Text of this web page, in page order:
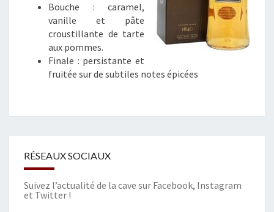
G
L
E
A
L
C
W
Bouche : caramel,
vanille et pâte
croustillante de tarte
aux pommes.
Finale : persistante et
fruitée sur de subtiles notes épicées
RÉSEAUX SOCIAUX
Suivez l’actualité de la cave sur Facebook, Instagram
et Twitter !